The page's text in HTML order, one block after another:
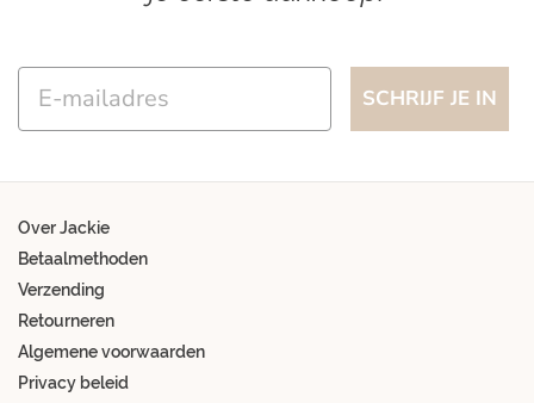
Email
SCHRIJF JE IN
Over Jackie
Betaalmethoden
Verzending
Retourneren
Algemene voorwaarden
Privacy beleid